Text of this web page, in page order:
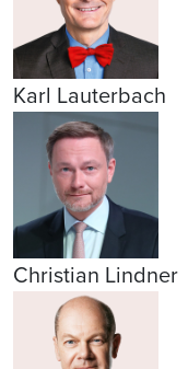
Karl Lauterbach
Christian Lindner